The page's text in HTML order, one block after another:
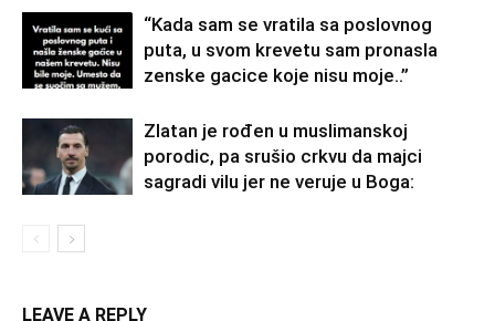
“Kada sam se vratila sa poslovnog
puta, u svom krevetu sam pronasla
zenske gacice koje nisu moje..”
Zlatan je rođen u muslimanskoj
porodic, pa srušio crkvu da majci
sagradi vilu jer ne veruje u Boga:
LEAVE A REPLY